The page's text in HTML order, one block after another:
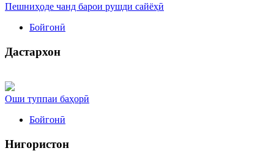
Пешниҳоде чанд барои рушди сайёҳӣ
Бойгонӣ
Дастархон
Оши туппаи баҳорӣ
Бойгонӣ
Нигористон